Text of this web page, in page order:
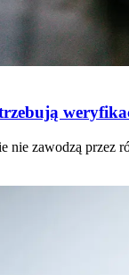
nie zawodzą